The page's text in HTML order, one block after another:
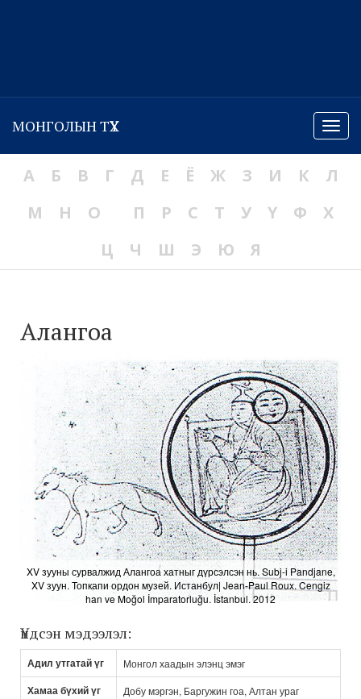
Menu
МОНГОЛЫН ТҮҮХ
А Б В Г Д Е Ё Ж З И К
Л
М
Н О П Р С Т У Ү Ф
Х
Ц
Ч Ш Э Ю Я
Алангоа
XV зууны сурвалжид Алангоа хатныг дүрсэлсэн нь. Subj-i Pandjane,
XV зуун. Топкапи ордон музей. Истанбул| Jean-Paul Roux. Cengiz
han ve Moğol İmparatorluğu. İstanbul. 2012
Үндсэн мэдээлэл:
Адил утгатай үг Монгол хаадын элэнц эмэг
Хамаа бүхий үг Добу мэргэн, Баргужин гоа, Алтан ураг